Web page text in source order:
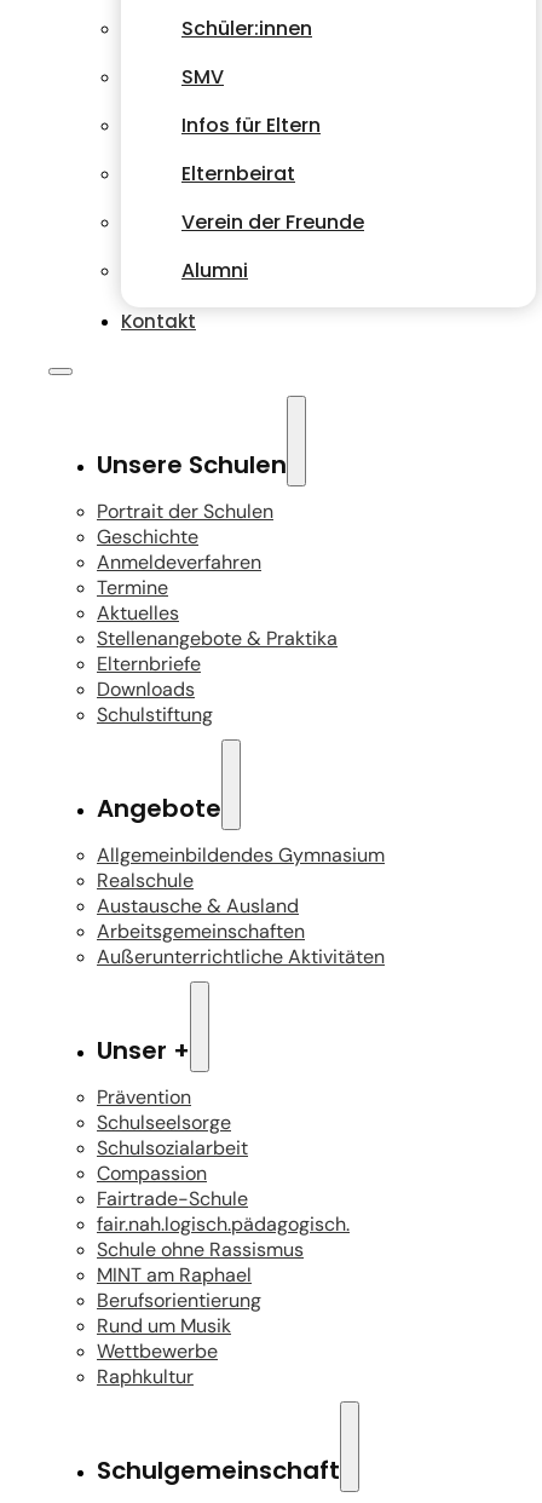
Schüler:innen
SMV
Infos für Eltern
Elternbeirat
Verein der Freunde
Alumni
Kontakt
Unsere Schulen
Portrait der Schulen
Geschichte
Anmeldeverfahren
Termine
Aktuelles
Stellenangebote & Praktika
Elternbriefe
Downloads
Schulstiftung
Angebote
Allgemeinbildendes Gymnasium
Realschule
Austausche & Ausland
Arbeitsgemeinschaften
Außerunterrichtliche Aktivitäten
Unser +
Prävention
Schulseelsorge
Schulsozialarbeit
Compassion
Fairtrade-Schule
fair.nah.logisch.pädagogisch.
Schule ohne Rassismus
MINT am Raphael
Berufsorientierung
Rund um Musik
Wettbewerbe
Raphkultur
Schulgemeinschaft